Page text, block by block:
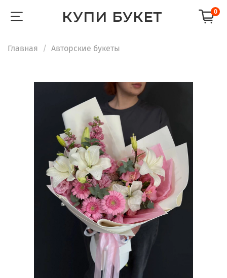
КУПИ БУКЕТ 0
Главная Авторские букеты